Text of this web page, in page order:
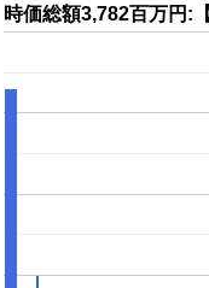
時価総額3,782百万円: